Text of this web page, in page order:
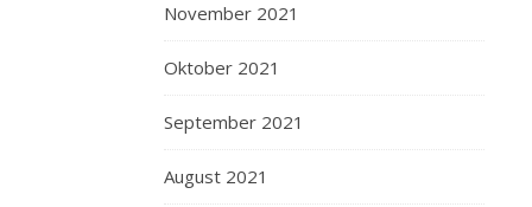
November 2021
Oktober 2021
September 2021
August 2021